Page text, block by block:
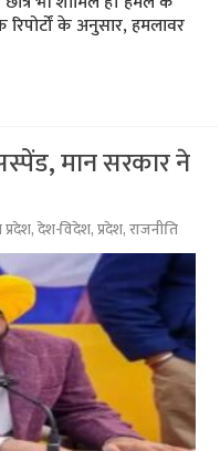
रिपोर्टों के अनुसार, हमलावर
मान सरकार ने
,देश-विदेश,प्रदेश,राजनीति